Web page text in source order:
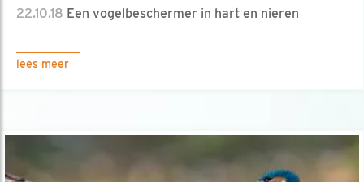
22.10.18 Een vogelbeschermer in hart en nieren
lees meer